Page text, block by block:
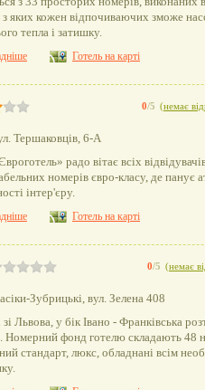
яких кожен відпочиваючих зможе
тепла і затишку.
Готель на карті
0/5 (немає
Тершаковців, 6-А
радо вітає всіх
номерів євро-класу, де панує
інтер'єру.
Готель на карті
0/5 (немає
Зубрицькі, вул. Зелена 408
зі Львова, у бік Івано - Франківська
Номерний фонд готелю складають 48
стандарт, люкс, обладнані всім